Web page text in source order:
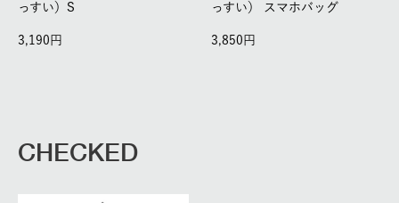
っすい）S
3,190
っすい） スマホバッグ
3,850
CHECKED